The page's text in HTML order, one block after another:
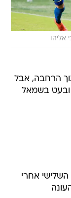
אליהו
הרחבה, אבל
ובעט בשמאל
השלישי אחרי